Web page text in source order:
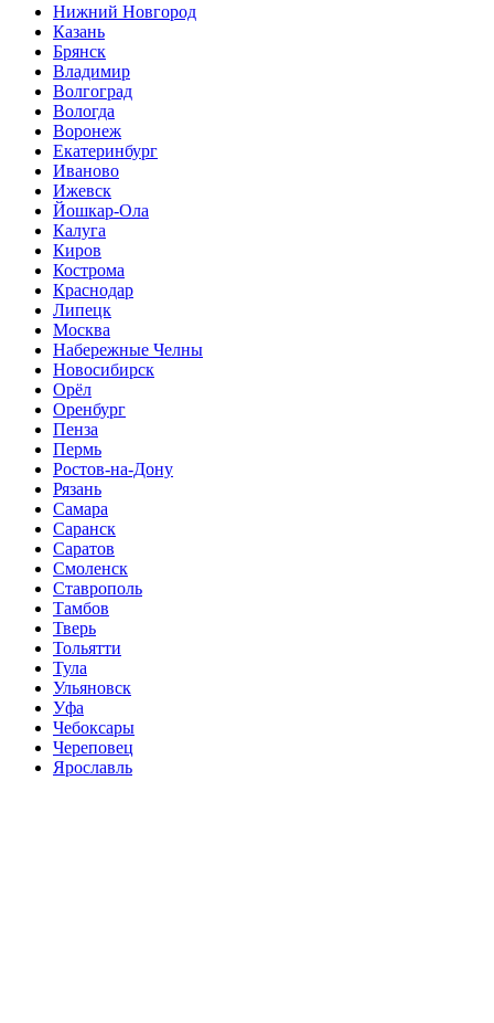
Нижний Нoвгород
Казань
Брянск
Владимир
Волгоград
Вологда
Воронеж
Екатеринбург
Иваново
Ижевск
Йошкар-Ола
Калуга
Киров
Кострома
Краснодар
Липецк
Москва
Набережные Челны
Новосибирск
Орёл
Оренбург
Пенза
Пермь
Ростов-на-Дону
Рязань
Самара
Саранск
Саратов
Смоленск
Ставрополь
Тамбов
Тверь
Тольятти
Тула
Ульяновск
Уфа
Чебоксары
Череповец
Ярославль